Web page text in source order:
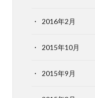
2016年2月
2015年10月
2015年9月